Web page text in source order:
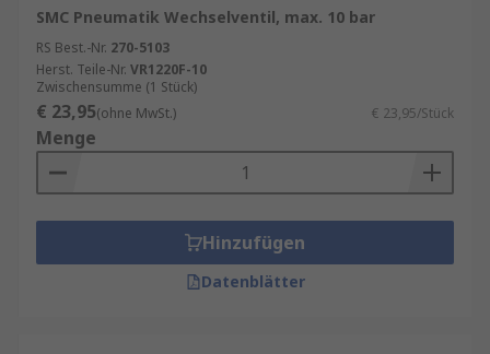
SMC Pneumatik Wechselventil, max. 10 bar
RS Best.-Nr. 270-5103
Herst. Teile-Nr. VR1220F-10
Zwischensumme (1 Stück)
€ 23,95(ohne MwSt.) € 23,95/Stück
Menge
Hinzufügen
Datenblätter